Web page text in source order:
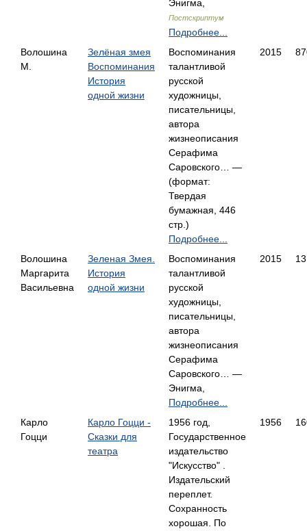
Энигма,
Постскриптум
Подробнее...
Волошина
М.
Зелёная змея
Воспоминания
История
одной жизни
Воспоминания
талантливой
русской
художницы,
писательницы,
автора
жизнеописания
Серафима
Саровского… —
(формат:
Твердая
бумажная, 446
стр.)
Подробнее...
2015
Волошина
Маргарита
Васильевна
Зеленая Змея.
История
одной жизни
Воспоминания
талантливой
русской
художницы,
писательницы,
автора
жизнеописания
Серафима
Саровского… —
Энигма,
Подробнее...
2015
Карло
Гоцци
Карло Гоцци -
Сказки для
театра
1956 год,
Государственное
издательство
"Искусство" .
Издательский
переплет.
Сохранность
хорошая. По
1956